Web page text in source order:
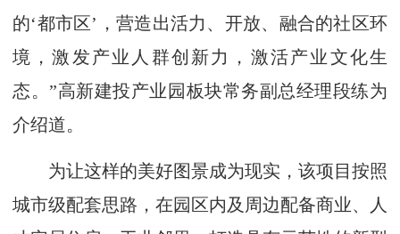
的‘都市区’，营造出活力、开放、融合的社区环
境，激发产业人群创新力，激活产业文化生
态。”高新建投产业园板块常务副总经理段练为
介绍道。
为让这样的美好图景成为现实，该项目按照
城市级配套思路，在园区内及周边配备商业、人